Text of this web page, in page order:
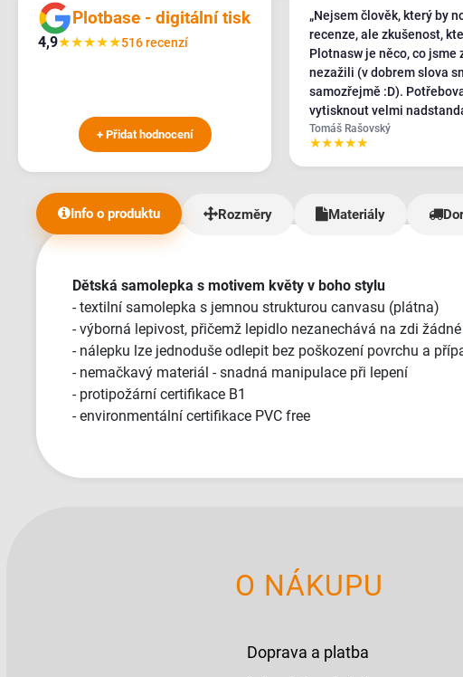
Plotbase - digitální tisk
4,9★★★★★516 recenzí
+ Přidat hodnocení
„Nejsem člověk, který by
recenze, ale zkušenost,
Plotnasw je něco, co jsme
nezažili (v dobrem slova
samozřejmě :D). Potřebovali jsme akutně
vytisknout velmi
banneru, obvolali jsme
celém ČR a SK a jedinej,
požadavky kývl byl
relativně nepříjemní a neochotní.
jsme obdrželi v naprosto
dost požadavků a dodání
trvalo mnohem déle než mělo. 5/5 je
ale vic tu dat nejde🫶"
Tomáš Rašovský
★★★★★
Info o produktu Rozměry Materiály
Dětská samolepka s motivem květy v boho stylu
- textilní samolepka s jemnou strukturou canvasu (plátna)
- výborná lepivost, přičemž lepidlo nezanechává na zdi
- nálepku lze jednoduše odlepit bez poškození povrchu a
- nemačkavý materiál - snadná manipulace při lepení
- protipožární certifikace B1
- environmentální certifikace PVC free
O NÁKUPU
Doprava a platba